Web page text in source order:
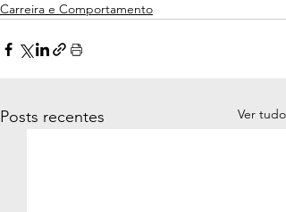
Carreira e Comportamento
Posts recentes Ver tudo